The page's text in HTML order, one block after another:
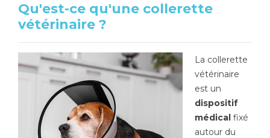
Qu'est-ce qu'une collerette
vétérinaire ?
La collerette
vétérinaire
est un
dispositif
médical fixé
autour du